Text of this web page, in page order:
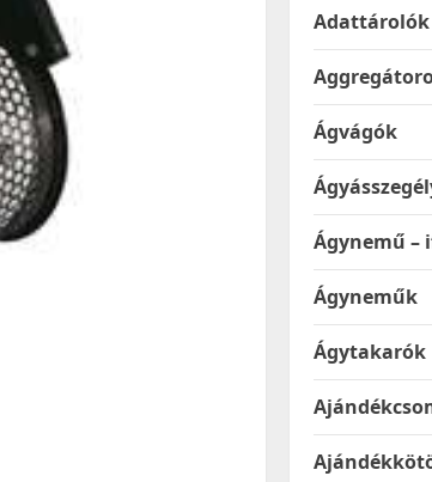
Adattárolók
Ágvágók
Ágynemű –
Ágyneműk
Ágytakarók